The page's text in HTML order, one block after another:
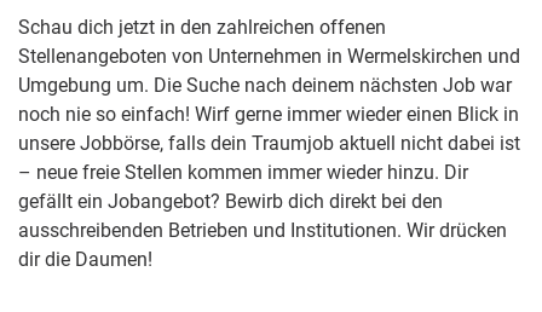
Schau dich jetzt in den zahlreichen offenen
Stellenangeboten von Unternehmen in Wermelskirchen und
Umgebung um. Die Suche nach deinem nächsten Job war
noch nie so einfach! Wirf gerne immer wieder einen Blick in
unsere Jobbörse, falls dein Traumjob aktuell nicht dabei ist
– neue freie Stellen kommen immer wieder hinzu. Dir
gefällt ein Jobangebot? Bewirb dich direkt bei den
ausschreibenden Betrieben und Institutionen. Wir drücken
dir die Daumen!